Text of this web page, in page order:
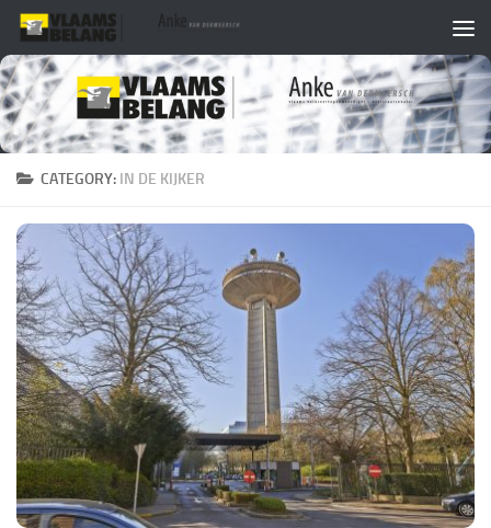
Skip to content
CATEGORY: IN DE KIJKER